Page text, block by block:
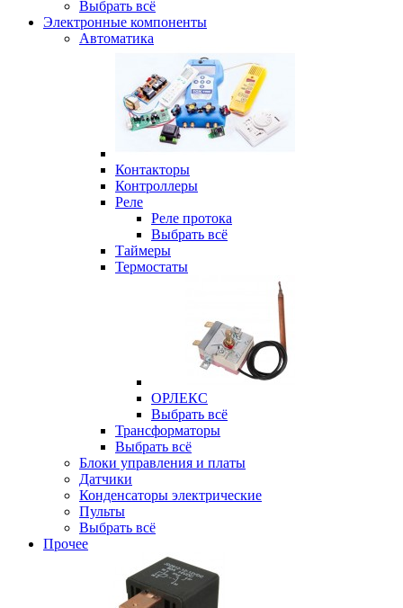
Выбрать всё
Электронные компоненты
Автоматика
Контакторы
Контроллеры
Реле
Реле протока
Выбрать всё
Таймеры
Термостаты
ОРЛЕКС
Выбрать всё
Трансформаторы
Выбрать всё
Блоки управления и платы
Датчики
Конденсаторы электрические
Пульты
Выбрать всё
Прочее